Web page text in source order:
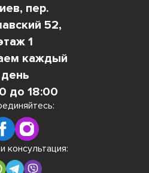
пер.
52,
1
каждый
день
до 18:00
консультация: